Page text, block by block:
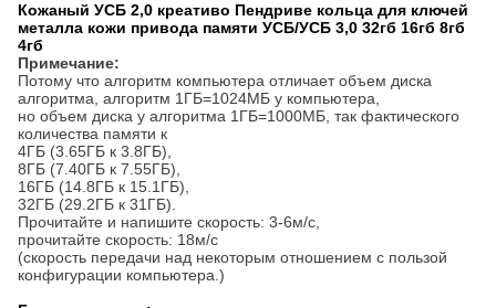
Кожаный УСБ 2,0 креативо Пендриве кольца для ключей
металла кожи привода памяти УСБ/УСБ 3,0 32гб 16гб 8гб
4гб
Примечание:
Потому что алгоритм компьютера отличает объем диска
алгоритма, алгоритм 1ГБ=1024МБ у компьютера,
но объем диска у алгоритма 1ГБ=1000МБ, так фактического
количества памяти к
4ГБ (3.65ГБ к 3.8ГБ),
8ГБ (7.40ГБ к 7.55ГБ),
16ГБ (14.8ГБ к 15.1ГБ),
32ГБ (29.2ГБ к 31ГБ).
Прочитайте и напишите скорость: 3-6м/с,
прочитайте скорость: 18м/с
(скорость передачи над некоторым отношением с пользой
конфигурации компьютера.)